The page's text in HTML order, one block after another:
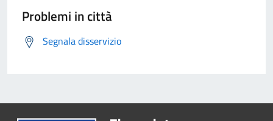
Problemi in città
Segnala disservizio